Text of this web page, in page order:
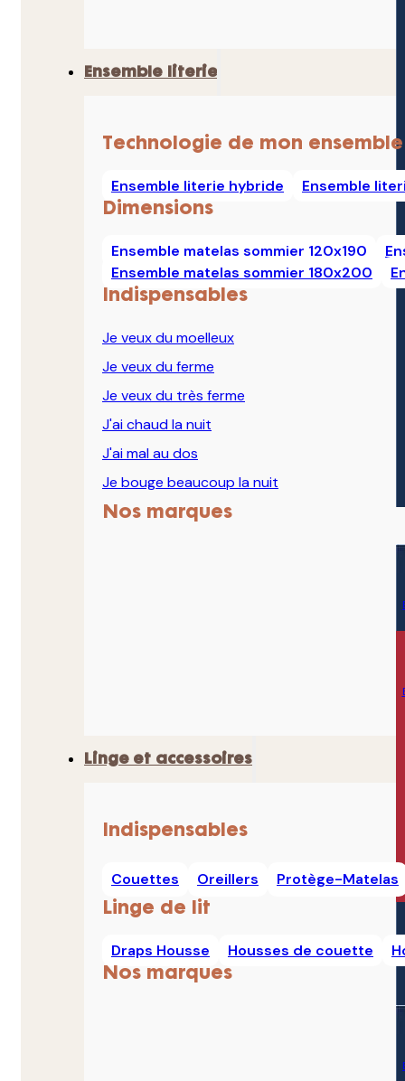
Ensemble literie
Technologie de mon ensemble
Ensemble literie hybride Ensemble
Dimensions
Ensemble matelas sommier 120x190
Ensemble matelas sommier 180x200
Indispensables
Je veux du moelleux
Je veux du ferme
Je veux du très ferme
J'ai chaud la nuit
J'ai mal au dos
Je bouge beaucoup la nuit
Nos marques
Linge et accessoires
Indispensables
Couettes Oreillers Protège-Matelas
Linge de lit
Draps Housse Housses de couette
Nos marques